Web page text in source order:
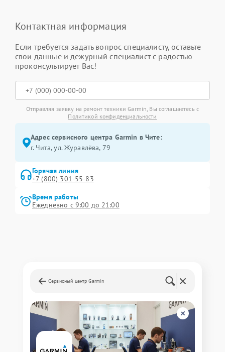
Контактная информация
Если требуется задать вопрос специалисту, оставьте
свои данные и дежурный специалист с радостью
проконсультирует Вас!
Отправляя заявку на ремонт техники Garmin, Вы соглашаетесь с
Политикой конфиденциальности
Адрес сервисного центра Garmin в Чите:
г. Чита, ул. Журавлёва, 79
Горячая линия
+7 (800) 301-55-83
Время работы
Ежедневно с 9:00 до 21:00
Сервисный центр Garmin